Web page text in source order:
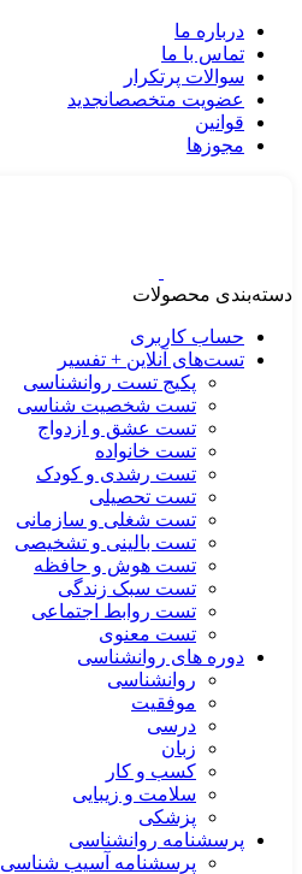
درباره ما
تماس با ما
سوالات پرتکرار
عضویت متخصصانجدید
قوانین
مجوزها
دسته‌بندی محصولات
حساب کاربری
تست‌های آنلاین + تفسیر
پکیج تست روانشناسی
تست شخصیت شناسی
تست عشق و ازدواج
تست خانواده
تست رشدی و کودک
تست تحصیلی
تست شغلی و سازمانی
تست بالینی و تشخیصی
تست هوش و حافظه
تست سبک زندگی
تست روابط اجتماعی
تست معنوی
دوره های روانشناسی
روانشناسی
موفقیت
درسی
زبان
کسب و کار
سلامت و زیبایی
پزشکی
پرسشنامه روانشناسی
پرسشنامه آسیب شناسی